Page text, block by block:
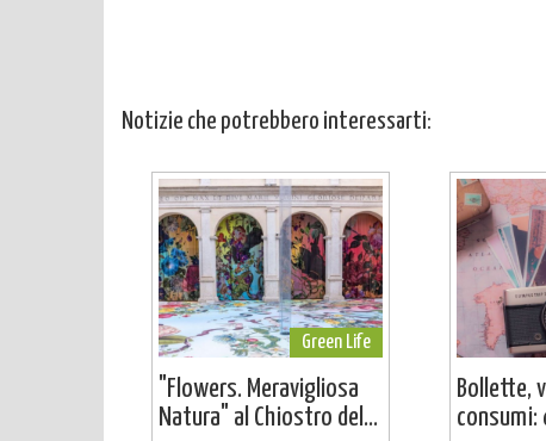
Notizie che potrebbero interessarti:
Green Life
"Flowers. Meravigliosa
Natura" al Chiostro del...
Bollette,
consumi: